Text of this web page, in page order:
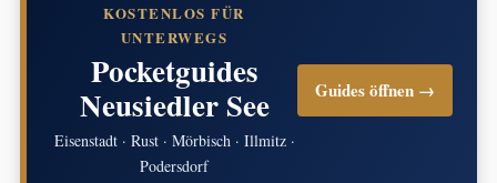
KOSTENLOS FÜR
UNTERWEGS
Pocketguides
Neusiedler See
Eisenstadt · Rust · Mörbisch · Illmitz ·
Podersdorf
Guides öffnen →